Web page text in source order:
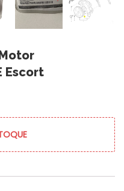
Escort